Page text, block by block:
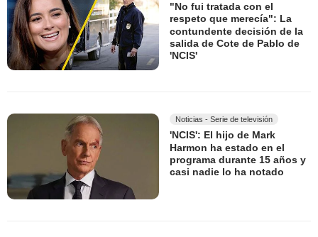
"No fui tratada con el
respeto que merecía": La
contundente decisión de la
salida de Cote de Pablo de
'NCIS'
Noticias - Serie de televisión
'NCIS': El hijo de Mark
Harmon ha estado en el
programa durante 15 años y
casi nadie lo ha notado